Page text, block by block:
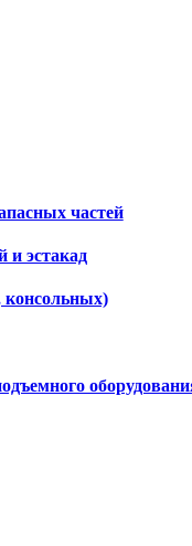
частей
и эстакад
консольных)